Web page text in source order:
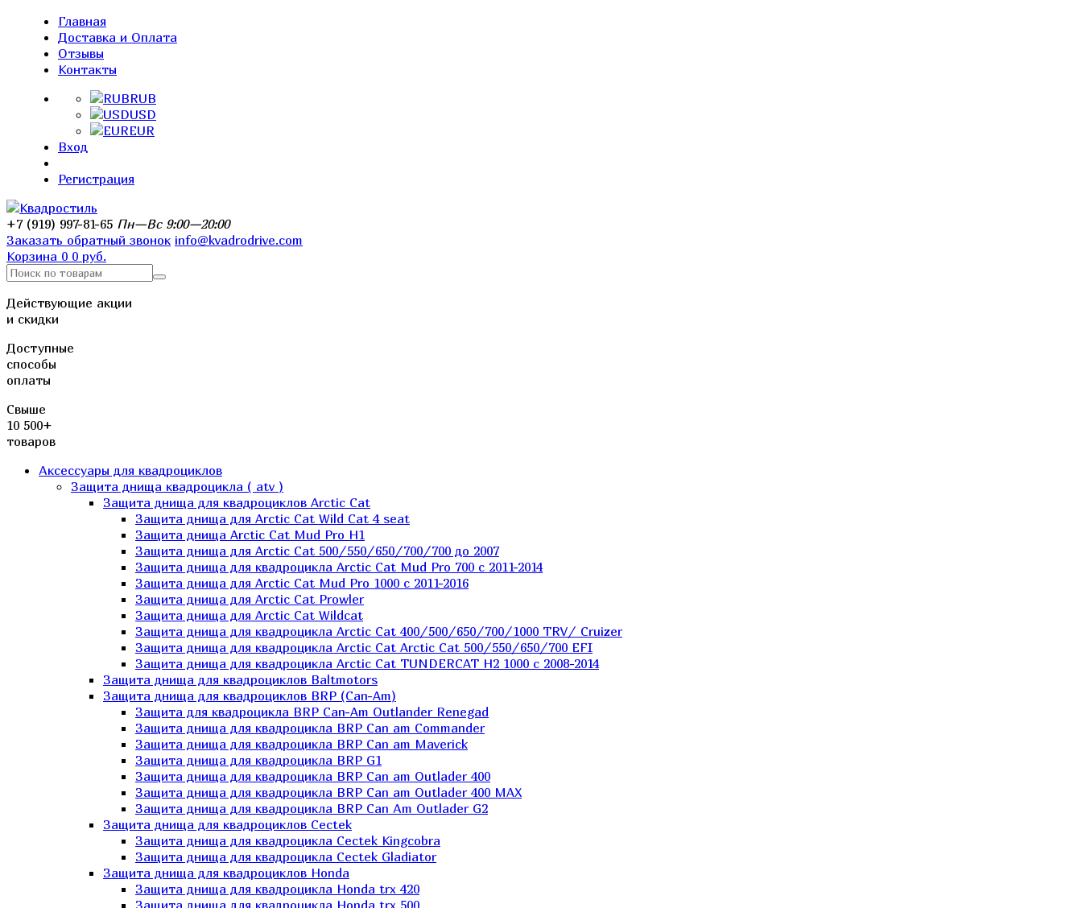
Главная
Доставка и Оплата
Отзывы
Контакты
RUB
USD
EUR
Вход
Регистрация
+7 (919) 997-81-65 Пн—Вс 9:00—20:00
Заказать обратный звонок info@kvadrodrive.com
Корзина 0 0 руб.
Действующие акции
и скидки
Доступные
способы
оплаты
Свыше
10 500+
товаров
Аксессуары для квадроциклов
Защита днища квадроцикла ( atv )
Защита днища для квадроциклов Arctic Cat
Защита днища для Arctic Cat Wild Cat 4 seat
Защита днища Arctic Cat Mud Pro H1
Защита днища для Arctic Cat 500/550/650/700/700 до 2007
Защита днища для квадроцикла Arctic Cat Mud Pro 700 с 2011-2014
Защита днища для Arctic Cat Mud Pro 1000 c 2011-2016
Защита днища для Arctic Cat Prowler
Защита днища для Arctic Cat Wildcat
Защита днища для квадроцикла Arctic Cat 400/500/650/700/1000 TRV/ Cruizer
Защита днища для квадроцикла Arctic Cat Arctic Cat 500/550/650/700 EFI
Защита днища для квадроцикла Arctic Cat TUNDERCAT H2 1000 c 2008-2014
Защита днища для квадроциклов Baltmotors
Защита днища для квадроциклов BRP (Can-Am)
Защита для квадроцикла BRP Can-Am Outlander Renegad
Защита днища для квадроцикла BRP Can am Commander
Защита днища для квадроцикла BRP Can am Maverick
Защита днища для квадроцикла BRP G1
Защита днища для квадроцикла BRP Can am Outlader 400
Защита днища для квадроцикла BRP Can am Outlader 400 MAX
Защита днища для квадроцикла BRP Can Аm Outlader G2
Защита днища для квадроциклов Cectek
Защита днища для квадроцикла Cectek Kingcobra
Защита днища для квадроцикла Cectek Gladiator
Защита днища для квадроциклов Honda
Защита днища для квадроцикла Honda trx 420
Защита днища для квадроцикла Honda trx 500